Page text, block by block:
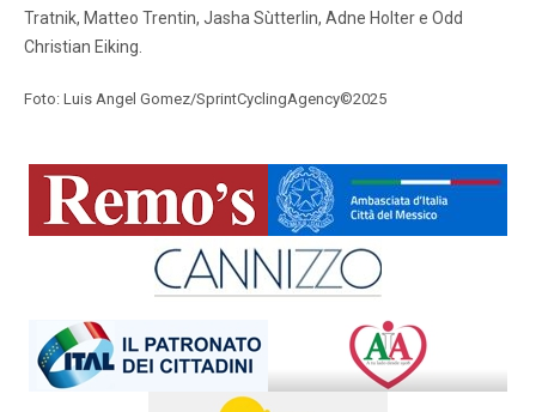
Tratnik, Matteo Trentin, Jasha Sùtterlin, Adne Holter e Odd
Christian Eiking.
Foto: Luis Angel Gomez/SprintCyclingAgency©2025